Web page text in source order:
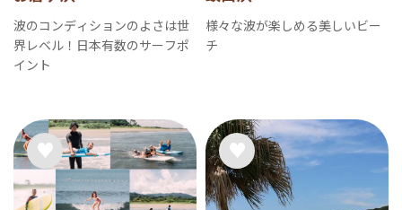
波のコンディションのよさは世
界レベル！日本有数のサーフポ
イント
様々な波が楽しめる美しいビー
チ